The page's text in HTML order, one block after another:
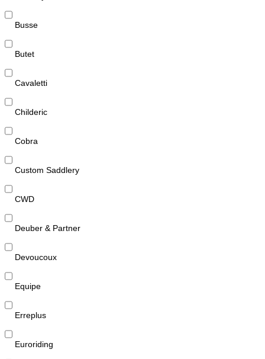
Busse
Butet
Cavaletti
Childeric
Cobra
Custom Saddlery
CWD
Deuber & Partner
Devoucoux
Equipe
Erreplus
Euroriding